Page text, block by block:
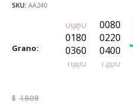
SKU: AA240
Grano
0060
0060 0080
0080
0180
0180 0220
0220
0360
0360 0400
0400
1000
1000 1200
1200
$ 1.609